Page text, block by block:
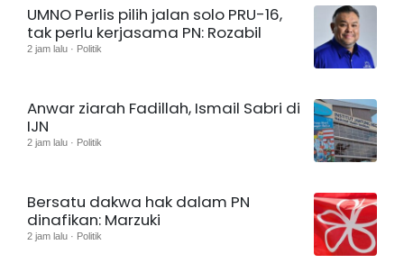
UMNO Perlis pilih jalan solo PRU-16,
tak perlu kerjasama PN: Rozabil
2 jam lalu · Politik
Anwar ziarah Fadillah, Ismail Sabri di
IJN
2 jam lalu · Politik
Bersatu dakwa hak dalam PN
dinafikan: Marzuki
2 jam lalu · Politik